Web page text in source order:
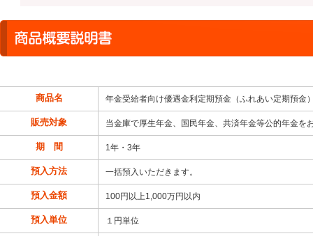
商品名 年金受給者向け優遇金利定期預金（ふれあい定期預金
販売対象 当金庫で厚生年金、国民年金、共済年金等公的年金を
期 間 1年・3年
預入方法 一括預入いただきます。
預入金額 100円以上1,000万円以内
預入単位 １円単位